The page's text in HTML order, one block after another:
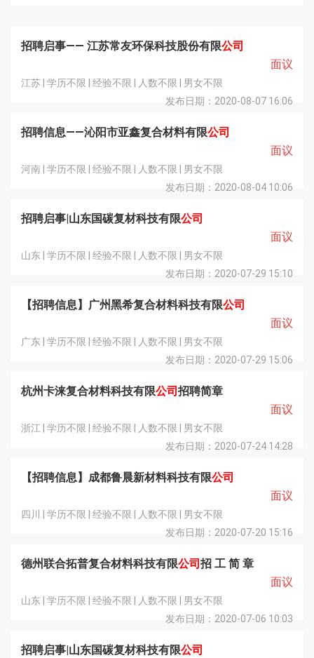
招聘启事—— 江苏常友环保科技股份有限公司
面议
江苏 | 学历不限 | 经验不限 | 人数不限 | 男女不限
发布日期：2020-08-07 16:06
招聘信息——沁阳市亚鑫复合材料有限公司
面议
河南 | 学历不限 | 经验不限 | 人数不限 | 男女不限
发布日期：2020-08-04 10:06
招聘启事|山东国碳复材科技有限公司
面议
山东 | 学历不限 | 经验不限 | 人数不限 | 男女不限
发布日期：2020-07-29 15:10
【招聘信息】广州黑希复合材料科技有限公司
面议
广东 | 学历不限 | 经验不限 | 人数不限 | 男女不限
发布日期：2020-07-29 15:06
杭州卡涞复合材料科技有限公司招聘简章
面议
浙江 | 学历不限 | 经验不限 | 人数不限 | 男女不限
发布日期：2020-07-24 14:28
【招聘信息】成都鲁晨新材料科技有限公司
面议
四川 | 学历不限 | 经验不限 | 人数不限 | 男女不限
发布日期：2020-07-20 15:16
德州联合拓普复合材料科技有限公司招 工 简 章
面议
山东 | 学历不限 | 经验不限 | 人数不限 | 男女不限
发布日期：2020-07-06 10:03
招聘启事|山东国碳复材科技有限公司